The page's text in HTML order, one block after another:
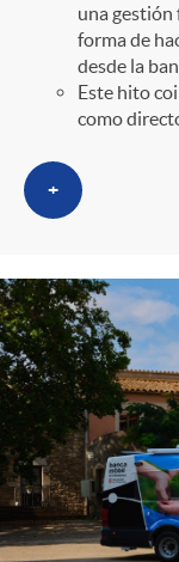
una gestión
forma de
desde la
Este hito
como
+